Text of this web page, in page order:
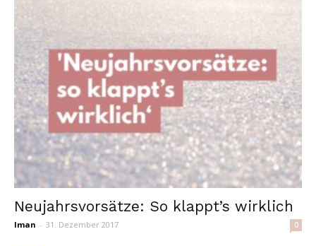
Neujahrsvorsätze: So klappt’s wirklich
Iman - 31. Dezember 2017 0